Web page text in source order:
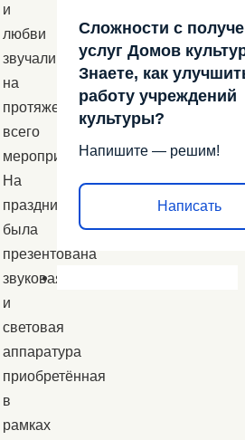
и
любви
звучали
на
протяжении
всего
мероприятия.
На
празднике
была
презентована
звуковая
и
световая
аппаратура
приобретённая
в
рамках
Сложности с
услуг Домов
Знаете, как
работу учреждений
культуры?
Напишите — решим!
Написать